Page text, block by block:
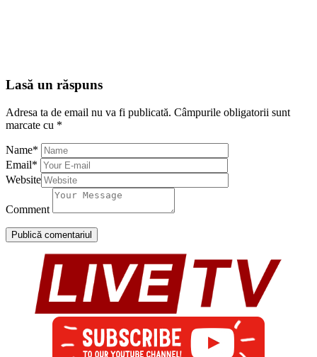
Lasă un răspuns
Adresa ta de email nu va fi publicată. Câmpurile obligatorii sunt
marcate cu *
Name*
Email*
Website
Comment